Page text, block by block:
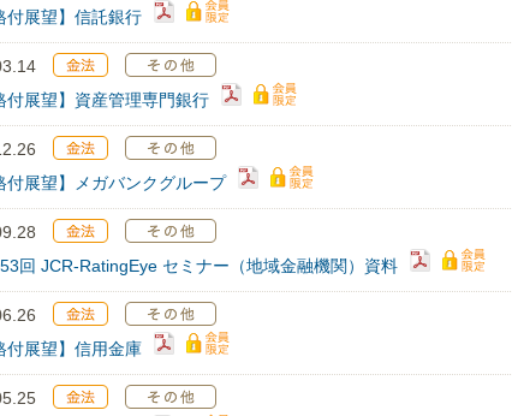
付展望】信託銀行
付展望】資産管理専門銀行
付展望】メガバンクグループ
回 JCR‐RatingEye セミナー（地域金融機関）資料
付展望】信用金庫